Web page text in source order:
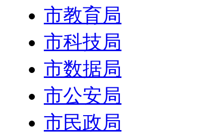
市教育局
市科技局
市数据局
市公安局
市民政局